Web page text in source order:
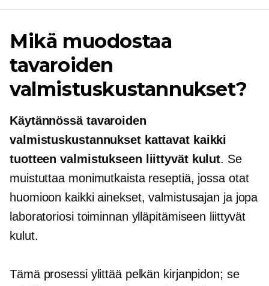
Mikä muodostaa
tavaroiden
valmistuskustannukset?
Käytännössä tavaroiden
valmistuskustannukset kattavat kaikki
tuotteen valmistukseen liittyvät kulut. Se
muistuttaa monimutkaista reseptiä, jossa otat
huomioon kaikki ainekset, valmistusajan ja jopa
laboratoriosi toiminnan ylläpitämiseen liittyvät
kulut.
Tämä prosessi ylittää pelkän kirjanpidon; se